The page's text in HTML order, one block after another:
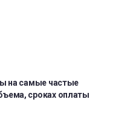
на самые частые
сроках оплаты